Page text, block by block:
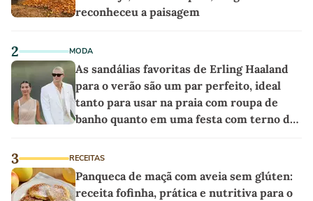
reconheceu a paisagem
2 MODA
As sandálias favoritas de Erling Haaland
para o verão são um par perfeito, ideal
tanto para usar na praia com roupa de
banho quanto em uma festa com terno de
3 RECEITAS
Panqueca de maçã com aveia sem glúten:
receita fofinha, prática e nutritiva para o